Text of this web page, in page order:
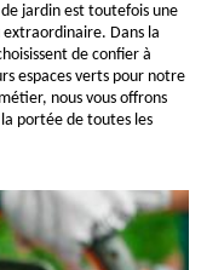
jardin est toutefois une
extraordinaire. Dans la
de confier à
espaces verts pour notre
nous vous offrons
portée de toutes les